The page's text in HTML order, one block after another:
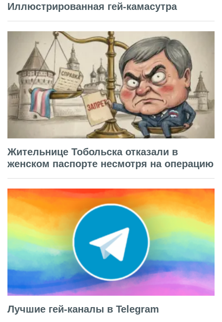
Иллюстрированная гей-камасутра
Жительнице Тобольска отказали в
женском паспорте несмотря на операцию
Лучшие гей-каналы в Telegram